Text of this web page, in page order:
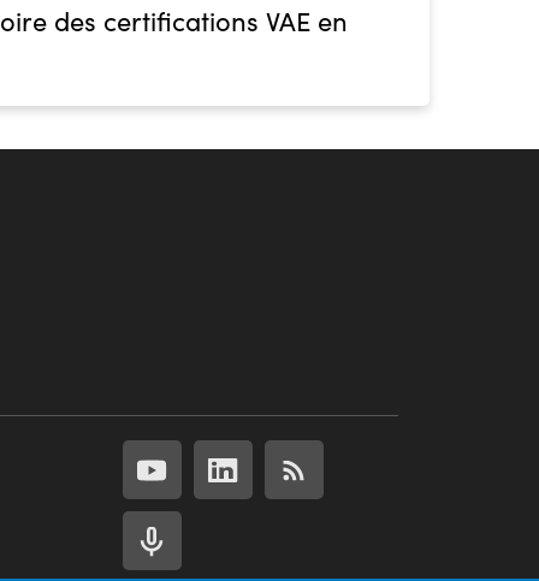
des certifications VAE en